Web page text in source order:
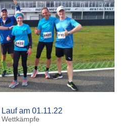
am 01.11.22
Wettkämpfe